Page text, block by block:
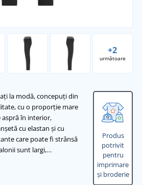
+2
următoare
la modă, concepuți din
cu o proporție mare
aspră în interior,
cu elastan și cu
care poate fi strânsă
sunt largi,…
Produs
potrivit
pentru
imprimare
și broderie